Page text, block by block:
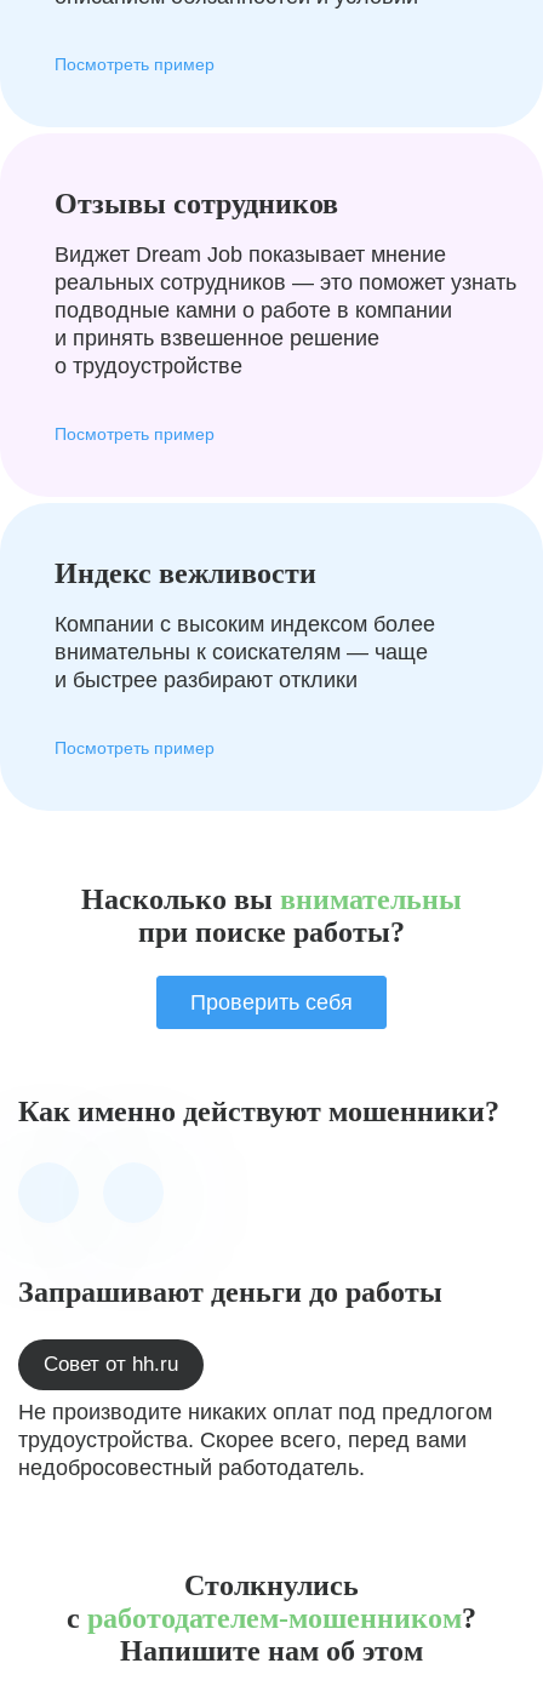
Посмотреть пример
Отзывы сотрудников
Виджет Dream Job показывает мнение
реальных сотрудников — это поможет узнать
подводные камни о работе в компании
и принять взвешенное решение
о трудоустройстве
Посмотреть пример
Индекс вежливости
Компании с высоким индексом более
внимательны к соискателям — чаще
и быстрее разбирают отклики
Посмотреть пример
Насколько вы внимательны
при поиске работы?
Проверить себя
Как именно действуют мошенники?
Запрашивают деньги до работы
Совет от hh.ru
Не производите никаких оплат под предлогом
трудоустройства. Скорее всего, перед вами
недобросовестный работодатель.
Столкнулись
с работодателем-мошенником?
Напишите нам об этом